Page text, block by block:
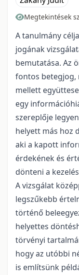
Megtekintések
A tanulmány
jogának
bemutatása. Az
fontos betegjog,
mellett
egy
szereplője
helyett más hoz
aki a kapott
érdekének és
dönteni a
A vizsgálat
legszűkebb
történő
helyettes
törvényi
hogy az utóbbi
is említsünk